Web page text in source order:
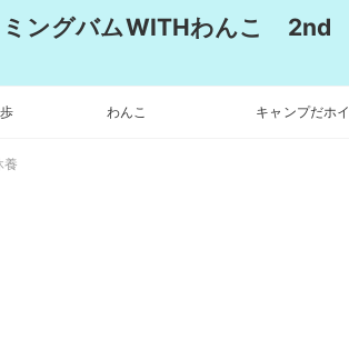
ミングバムWITHわんこ 2nd
わんこ キャンプだホイ
養